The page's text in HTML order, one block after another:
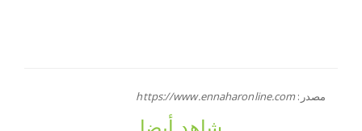
مصدر:https://www.ennaharonline.com